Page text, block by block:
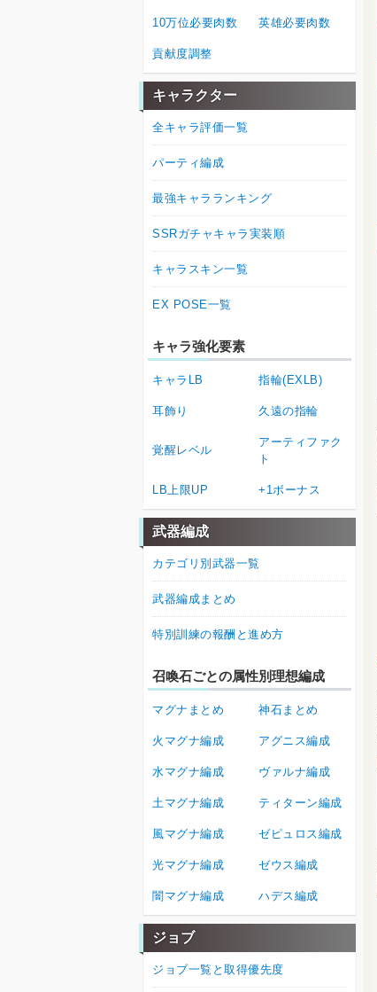
10万位必要肉数 英雄必要肉数
貢献度調整
キャラクター
全キャラ評価一覧
パーティ編成
最強キャラランキング
SSRガチャキャラ実装順
キャラスキン一覧
EX POSE一覧
キャラ強化要素
キャラLB 指輪(EXLB)
耳飾り 久遠の指輪
覚醒レベル
アーティファク
ト
LB上限UP +1ボーナス
武器編成
カテゴリ別武器一覧
武器編成まとめ
特別訓練の報酬と進め方
召喚石ごとの属性別理想編成
マグナまとめ 神石まとめ
火マグナ編成 アグニス編成
水マグナ編成 ヴァルナ編成
土マグナ編成 ティターン編成
風マグナ編成 ゼピュロス編成
光マグナ編成 ゼウス編成
闇マグナ編成 ハデス編成
ジョブ
ジョブ一覧と取得優先度